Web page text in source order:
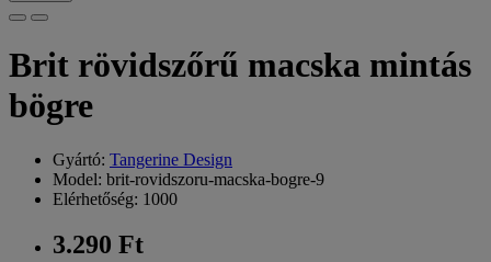
Brit rövidszőrű macska mintás
bögre
Gyártó: Tangerine Design
Model: brit-rovidszoru-macska-bogre-9
Elérhetőség: 1000
3.290 Ft